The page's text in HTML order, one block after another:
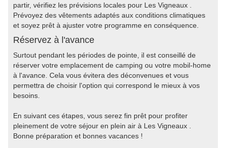
partir, vérifiez les prévisions locales pour Les Vigneaux .
Prévoyez des vêtements adaptés aux conditions climatiques
et soyez prêt à ajuster votre programme en conséquence.
Réservez à l'avance
Surtout pendant les périodes de pointe, il est conseillé de
réserver votre emplacement de camping ou votre mobil-home
à l'avance. Cela vous évitera des déconvenues et vous
permettra de choisir l'option qui correspond le mieux à vos
besoins.
En suivant ces étapes, vous serez fin prêt pour profiter
pleinement de votre séjour en plein air à Les Vigneaux .
Bonne préparation et bonnes vacances !